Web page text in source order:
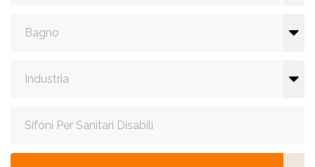
Bagno
Industria
Sifoni Per Sanitari Disabili